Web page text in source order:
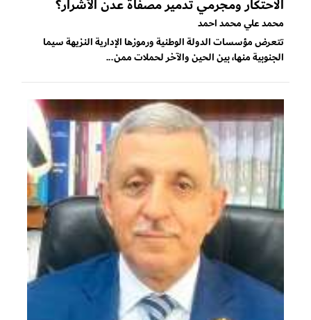
الاحتكار ومجرمي تدمير مصفاة عدن الأشرار؟
محمد علي محمد احمد
تتعرض مؤسسات الدولة الوطنية ورموزها الإدارية النزيهة سيما
الجنوبية منها، بين الحين والآخر لحملات ممن...